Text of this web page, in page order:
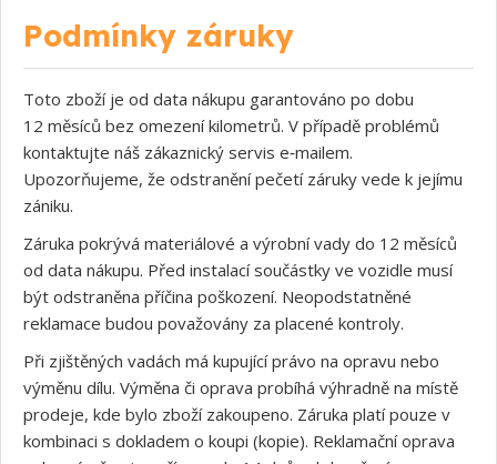
Podmínky záruky
Toto zboží je od data nákupu garantováno po dobu
12 měsíců bez omezení kilometrů. V případě problémů
kontaktujte náš zákaznický servis e‑mailem.
Upozorňujeme, že odstranění pečetí záruky vede k jejímu
zániku.
Záruka pokrývá materiálové a výrobní vady do 12 měsíců
od data nákupu. Před instalací součástky ve vozidle musí
být odstraněna příčina poškození. Neopodstatněné
reklamace budou považovány za placené kontroly.
Při zjištěných vadách má kupující právo na opravu nebo
výměnu dílu. Výměna či oprava probíhá výhradně na místě
prodeje, kde bylo zboží zakoupeno. Záruka platí pouze v
kombinaci s dokladem o koupi (kopie). Reklamační oprava